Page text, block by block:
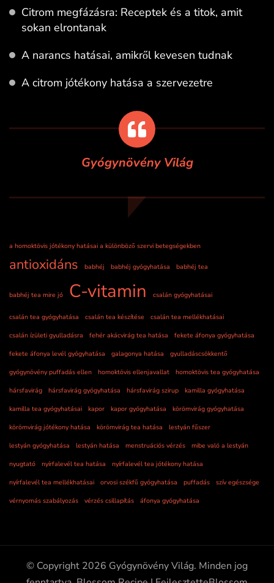
Citrom megfázásra: Receptek és a titok, amit
sokan elrontanak
A narancs hatásai, amikről kevesen tudnak
A citrom jótékony hatása a szervezetre
Gyógynövény Világ
a homoktövis jótékony hatásai a különböző szervi betegségekben
antioxidáns babhéj babhéj gyógyhatása babhéj tea
babhéj tea mire jó C-vitamin csalán gyógyhatásai
csalán tea gyógyhatása csalán tea készítése
csalán tea mellékhatásai
csalán ízületi gyulladásra
fehér akácvirág tea hatása
fekete áfonya gyógyhatása
fekete áfonya levél gyógyhatása
galagonya hatása
gyulladáscsökkentő
gyógynövény puffadás ellen
homoktövis ellenjavallat
homoktövis tea gyógyhatása
hársfavirág
hársfavirág gyógyhatása hársfavirág szirup
kamilla gyógyhatása
kamilla tea gyógyhatásai
kapor kapor gyógyhatása
körömvirág gyógyhatása
körömvirág jótékony hatása
körömvirág tea hatása
lestyán fűszer
lestyán gyógyhatása
lestyán hatása menstruációs vérzés
mibe való a lestyán
nyugtató
nyírfalevél tea hatása
nyírfalevél tea jótékony hatása
nyírfalevél tea mellékhatásai
orvosi székfű gyógyhatása puffadás
szív egészsége
vérnyomás szabályozás
vérzés csillapítás áfonya gyógyhatása
© Copyright 2026 Gyógynövény Világ. Minden jog